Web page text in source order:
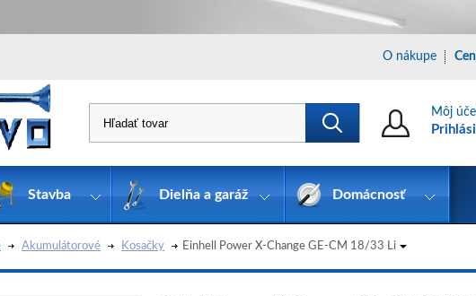
Akumulátorové Kosačky Einhell Power X-Change GE-CM 18/33 Li
Môj
O nákupe
Stavba Dielňa a garáž Domácnosť